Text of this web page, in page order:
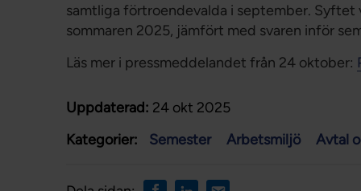
samtliga förtroendevalda i september.
sommaren 2025, jämfört med svaren inför
Läs mer i pressmeddelandet från 24 oktober:
Uppdaterad: 24 okt 2025
Kategorier:
Semester Arbetsmiljö Avtal